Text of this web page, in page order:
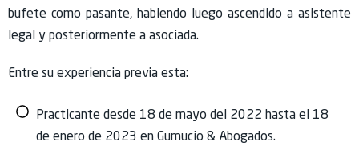
bufete como pasante, habiendo luego ascendido a asistente
legal y posteriormente a asociada.
Entre su experiencia previa esta:
Practicante desde 18 de mayo del 2022 hasta el 18
de enero de 2023 en Gumucio & Abogados.